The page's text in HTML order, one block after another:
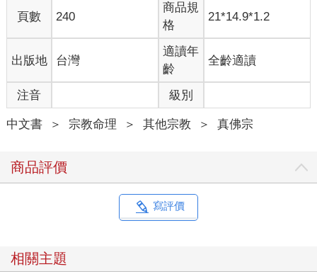
我們是佛。
佛就是傳承，佛就是本尊，佛就是自己，一切的一切全是自己。
有一個傳承是最真實，這是「法爾本然」的傳承。
佛是自己。
法是自己。
僧是自己。
從一個「無明」的自己，如何去領受「智慧」佛性的教法。
如實的修持這個教法。
佛。
眾生。
頁數 240
商品規
格
21*14.9*1.2
出版地 台灣
適讀年
齡
全齡適讀
注音 級別
中文書 ＞ 宗教命理 ＞ 其他宗教 ＞ 真佛宗
商品評價
寫評價
相關主題